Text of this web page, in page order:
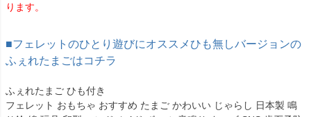
ります。
■フェレットのひとり遊びにオススメひも無しバージョンの
ふぇれたまごはコチラ
ふぇれたまご ひも付き
フェレット おもちゃ おすすめ たまご かわいい じゃらし 日本製 鳴